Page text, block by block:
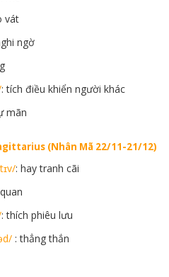
vát
ngờ
: tích điều khiển người khác
mãn
(Nhân Mã 22/11-21/12)
: hay tranh cãi
: thích phiêu lưu
: thẳng thắn